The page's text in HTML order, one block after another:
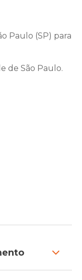
Paulo (SP) para
de São Paulo.